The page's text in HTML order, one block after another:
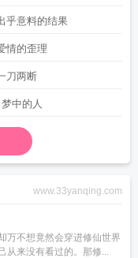
乎意料的结果
情的歪理
刀两断
中的人
www.33yanqing.com
万不想竟然会穿进修仙世界
从来没有看过的。那修...